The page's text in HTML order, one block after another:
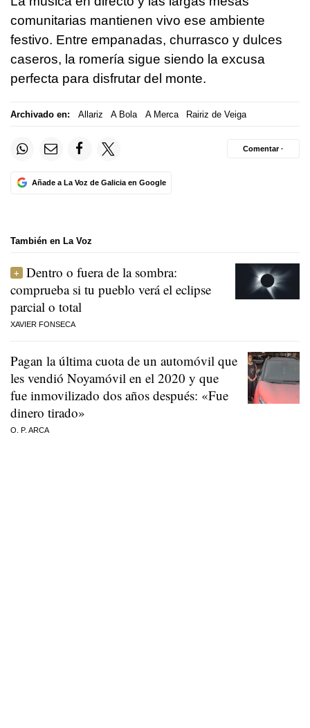
comunitarias mantienen vivo ese ambiente
festivo. Entre empanadas, churrasco y dulces
caseros, la romería sigue siendo la excusa
perfecta para disfrutar del monte.
Archivado en: Allariz A Bola A Merca Rairiz de Veiga
Añade a La Voz de Galicia en Google
Comentar ·
También en La Voz
Dentro o fuera de la sombra:
comprueba si tu pueblo verá el eclipse
parcial o total
XAVIER FONSECA
Pagan la última cuota de un automóvil que
les vendió Noyamóvil en el 2020 y que
fue inmovilizado dos años después: «Fue
dinero tirado»
O. P. ARCA